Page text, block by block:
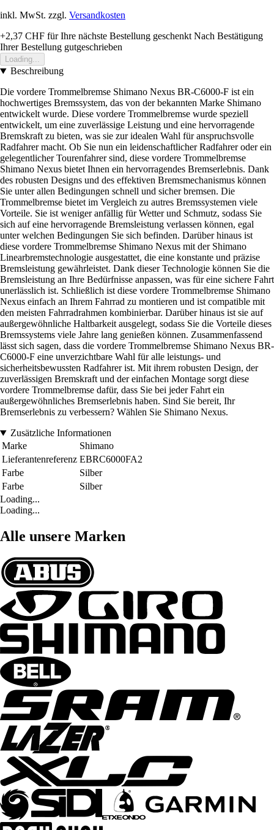
inkl. MwSt. zzgl. Versandkosten
+2,37 CHF für Ihre nächste Bestellung geschenkt Nach Bestätigung
Ihrer Bestellung gutgeschrieben
Loading...
Beschreibung
Die vordere Trommelbremse Shimano Nexus BR-C6000-F ist ein
hochwertiges Bremssystem, das von der bekannten Marke Shimano
entwickelt wurde. Diese vordere Trommelbremse wurde speziell
entwickelt, um eine zuverlässige Leistung und eine hervorragende
Bremskraft zu bieten, was sie zur idealen Wahl für anspruchsvolle
Radfahrer macht. Ob Sie nun ein leidenschaftlicher Radfahrer oder ein
gelegentlicher Tourenfahrer sind, diese vordere Trommelbremse
Shimano Nexus bietet Ihnen ein hervorragendes Bremserlebnis. Dank
des robusten Designs und des effektiven Bremsmechanismus können
Sie unter allen Bedingungen schnell und sicher bremsen. Die
Trommelbremse bietet im Vergleich zu autres Bremssystemen viele
Vorteile. Sie ist weniger anfällig für Wetter und Schmutz, sodass Sie
sich auf eine hervorragende Bremsleistung verlassen können, egal
unter welchen Bedingungen Sie sich befinden. Darüber hinaus ist
diese vordere Trommelbremse Shimano Nexus mit der Shimano
Linearbremstechnologie ausgestattet, die eine konstante und präzise
Bremsleistung gewährleistet. Dank dieser Technologie können Sie die
Bremsleistung an Ihre Bedürfnisse anpassen, was für eine sichere Fahrt
unerlässlich ist. Schließlich ist diese vordere Trommelbremse Shimano
Nexus einfach an Ihrem Fahrrad zu montieren und ist compatible mit
den meisten Fahrradrahmen kombinierbar. Darüber hinaus ist sie auf
außergewöhnliche Haltbarkeit ausgelegt, sodass Sie die Vorteile dieses
Bremssystems viele Jahre lang genießen können. Zusammenfassend
lässt sich sagen, dass die vordere Trommelbremse Shimano Nexus BR-
C6000-F eine unverzichtbare Wahl für alle leistungs- und
sicherheitsbewussten Radfahrer ist. Mit ihrem robusten Design, der
zuverlässigen Bremskraft und der einfachen Montage sorgt diese
vordere Trommelbremse dafür, dass Sie bei jeder Fahrt ein
außergewöhnliches Bremserlebnis haben. Sind Sie bereit, Ihr
Bremserlebnis zu verbessern? Wählen Sie Shimano Nexus.
Zusätzliche Informationen
Marke
Shimano
Lieferantenreferenz EBRC6000FA2
Farbe
Silber
Farbe
Silber
Loading...
Loading...
Alle unsere Marken